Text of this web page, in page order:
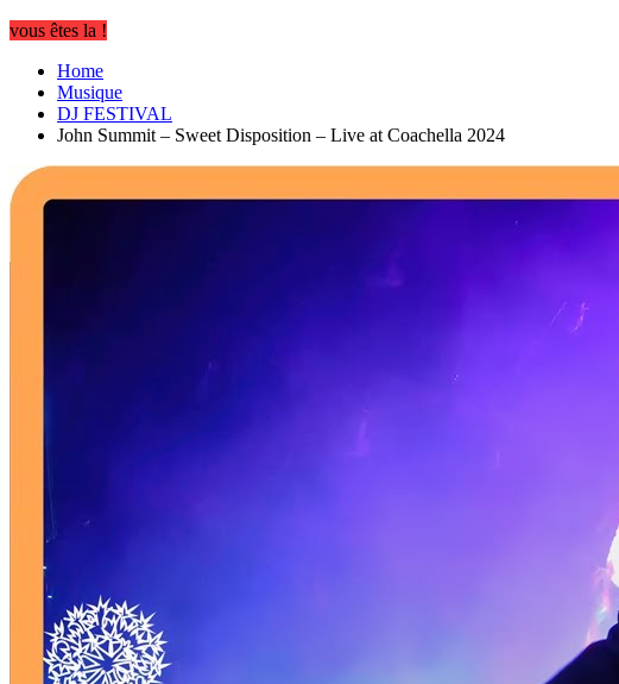
vous êtes la !
Home
Musique
DJ FESTIVAL
John Summit – Sweet Disposition – Live at Coachella 2024